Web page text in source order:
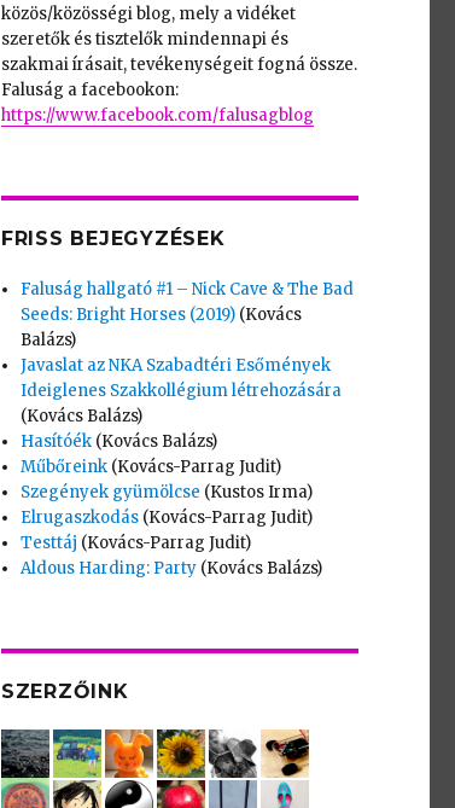
közös/közösségi blog, mely a vidéket
szeretők és tisztelők mindennapi és
szakmai írásait, tevékenységeit fogná össze.
Faluság a facebookon:
https://www.facebook.com/falusagblog
FRISS BEJEGYZÉSEK
Faluság hallgató #1 – Nick Cave & The Bad
Seeds: Bright Horses (2019) (Kovács
Balázs)
Javaslat az NKA Szabadtéri Esőmények
Ideiglenes Szakkollégium létrehozására
(Kovács Balázs)
Hasítóék (Kovács Balázs)
Műbőreink (Kovács-Parrag Judit)
Szegények gyümölcse (Kustos Irma)
Elrugaszkodás (Kovács-Parrag Judit)
Testtáj (Kovács-Parrag Judit)
Aldous Harding: Party (Kovács Balázs)
SZERZŐINK